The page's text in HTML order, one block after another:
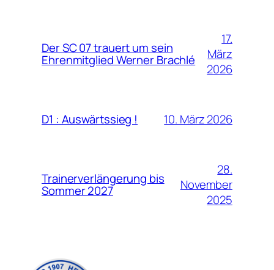
Der SC 07 trauert um sein
Ehrenmitglied Werner Brachlé
17.
März
2026
D1 : Auswärtssieg ! 10. März 2026
Trainerverlängerung bis
Sommer 2027
28.
November
2025